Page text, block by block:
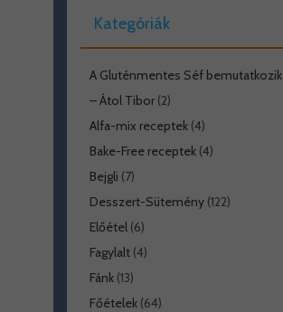
Kategóriák
A Gluténmentes Séf bemutatkozik
– Átol Tibor(2)
Alfa-mix receptek(4)
Bake-Free receptek(4)
Bejgli (7)
Desszert-Sütemény(122)
Előétel(6)
Fagylalt(4)
Fánk(13)
Főételek(64)